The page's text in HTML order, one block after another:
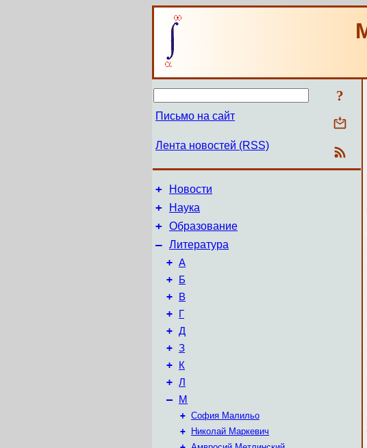
?
Письмо на сайт
Лента новостей (RSS)
+ Новости
+ Наука
+ Образование
– Литература
+ А
+ Б
+ В
+ Г
+ Д
+ З
+ К
+ Л
– М
+ София Малильо
+
Николай Маркевич